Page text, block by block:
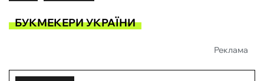
БУКМЕКЕРИ УКРАЇНИ
Реклама